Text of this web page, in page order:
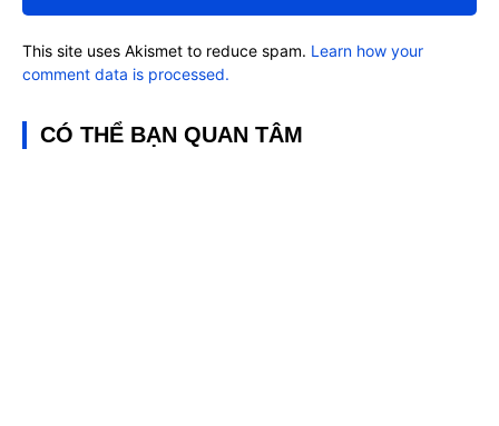
This site uses Akismet to reduce spam. Learn how your
comment data is processed.
CÓ THỂ BẠN QUAN TÂM